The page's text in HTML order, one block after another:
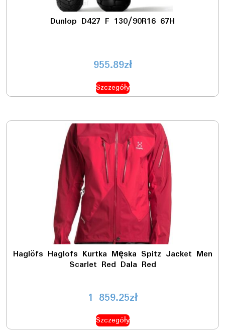
Dunlop D427 F 130/90R16 67H
955.89zł
Szczegóły
Haglöfs Haglofs Kurtka Męska Spitz Jacket Men
Scarlet Red Dala Red
1 859.25zł
Szczegóły